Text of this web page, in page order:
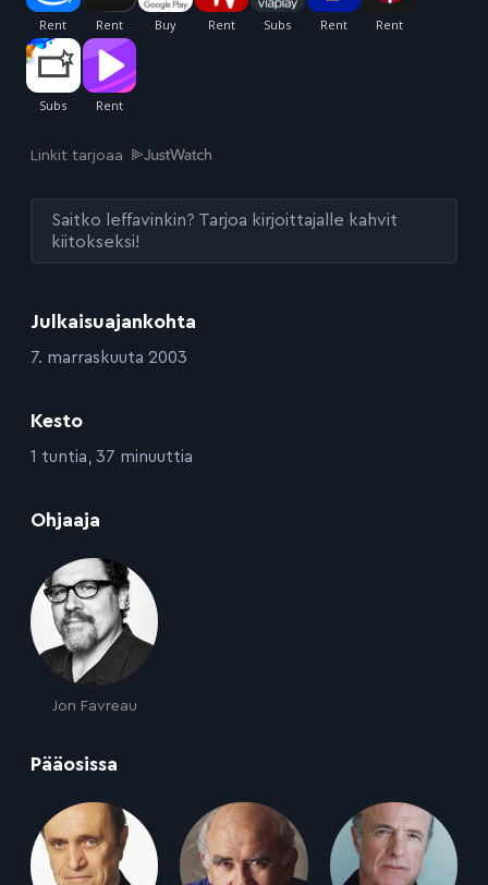
Julkaisuajankohta
:7. marraskuuta 2003
Kesto
:1 tuntia, 37 minuuttia
Ohjaaja
Jon Favreau
Pääosissa
Linkit tarjoaa
Saitko leffavinkin? Tarjoa kirjoittajalle kahvit
kiitokseksi!